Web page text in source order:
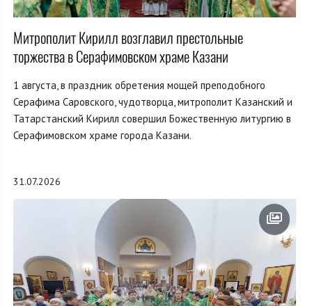
Митрополит Кирилл возглавил престольные
торжества в Серафимовском храме Казани
1 августа, в праздник обретения мощей преподобного
Серафима Саровского, чудотворца, митрополит Казанский и
Татарстанский Кирилл совершил Божественную литургию в
Серафимовском храме города Казани.
31.07.2026